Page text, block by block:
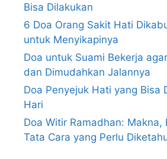
Bisa Dilakukan
6 Doa Orang Sakit Hati
untuk Menyikapinya
Doa untuk Suami Bekerja
dan Dimudahkan Jalannya
Doa Penyejuk Hati yang Bisa
Hari
Doa Witir Ramadhan: Makna,
Tata Cara yang Perlu